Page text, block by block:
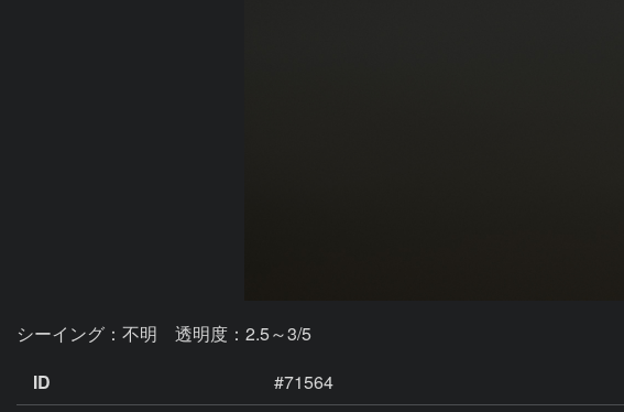
シーイング：不明　透明度：2.5～3/5
ID
#71564